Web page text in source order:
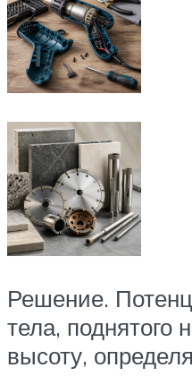
Решение.
тела, поднятого
высоту,